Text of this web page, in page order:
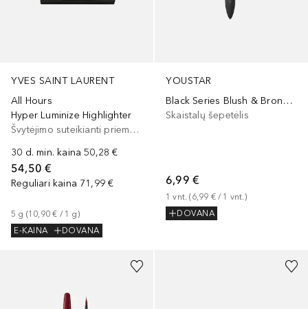
YVES SAINT LAURENT
All Hours
Hyper Luminize Highlighter
Švytėjimo suteikianti priemonė/highlighteris
30 d. min. kaina 50,28 €
54,50 €
Reguliari kaina 71,99 €
5 g (10,90 € / 1 g)
E-KAINA
DOVANA
YOUSTAR
Black Series Blush & Bronzer Brush
Skaistalų šepetėlis
6,99 €
1 vnt. (6,99 € / 1 vnt.)
DOVANA
+ 6